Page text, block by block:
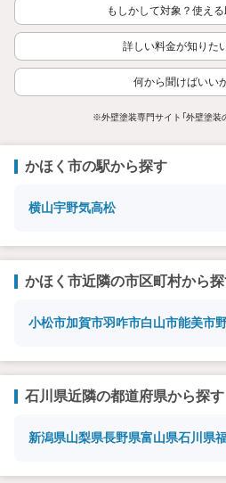
もしかして対象？使え
詳しい料金が知りたい
何から聞けばいい
※外壁塗装専門サイト「外壁塗装
かほく市の駅から探す
横山宇野気高松
かほく市近隣の市区町村から
小松市加賀市羽咋市白山市能美市
石川県近隣の都道府県から探す
新潟県山梨県長野県富山県石川県